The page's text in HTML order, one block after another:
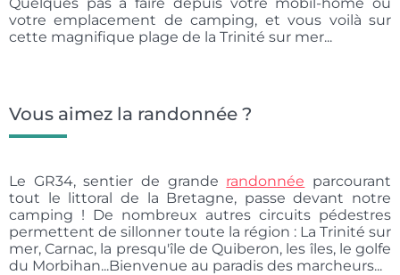
votre emplacement de camping, et vous voilà sur
cette magnifique plage de la Trinité sur mer...
Vous aimez la randonnée ?
Le GR34, sentier de grande randonnée parcourant
tout le littoral de la Bretagne, passe devant notre
camping ! De nombreux autres circuits pédestres
permettent de sillonner toute la région : La Trinité sur
mer, Carnac, la presqu'île de Quiberon, les îles, le golfe
du Morbihan...Bienvenue au paradis des marcheurs...